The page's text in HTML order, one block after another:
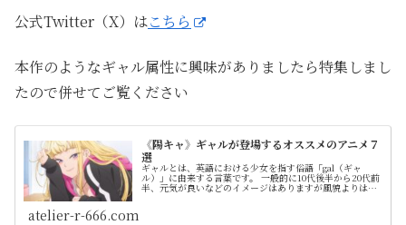
公式Twitter（X）はこちら
本作のようなギャル属性に興味がありましたら特集しまし
たので併せてご覧ください
《陽キャ》ギャルが登場するオススメのアニメ７
選
ギャルとは、英語における少女を指す俗語「gal（ギャ
ル）」に由来する言葉です。 一般的に10代後半から20代前
半、元気が良いなどのイメージはありますが風貌よりは価
atelier-r-666.com